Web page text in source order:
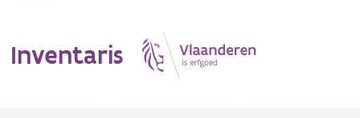
Inventaris